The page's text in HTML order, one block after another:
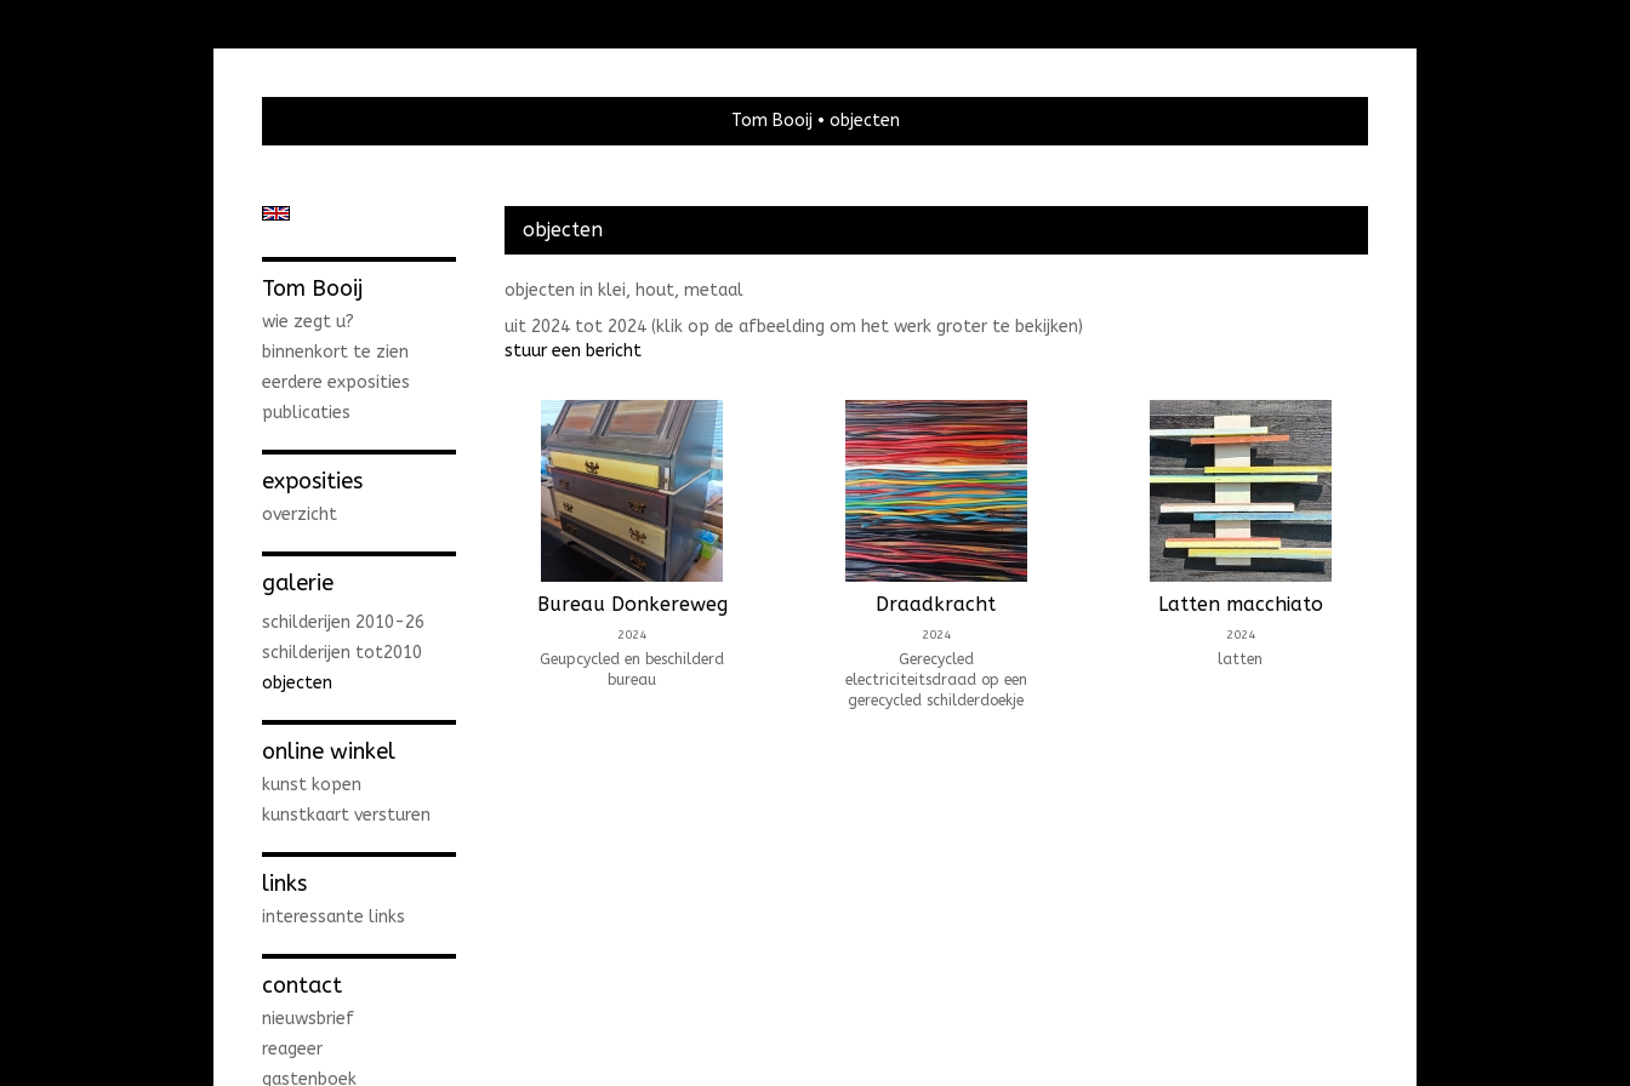
Tom Booij objecten
objecten
objecten in klei, hout, metaal
uit 2024 tot 2024 (klik op de afbeelding om het werk groter te bekijken)
stuur een bericht
Bureau Donkereweg
2024
Geupcycled en beschilderd
bureau
Draadkracht
2024
Gerecycled
electriciteitsdraad op een
gerecycled schilderdoekje
Latten macchiato
2024
latten
Tom Booij
wie zegt u?
binnenkort te zien
eerdere exposities
publicaties
exposities
overzicht
galerie
schilderijen 2010-26
schilderijen tot2010
objecten
online winkel
kunst kopen
kunstkaart versturen
links
interessante links
contact
nieuwsbrief
reageer
gastenboek